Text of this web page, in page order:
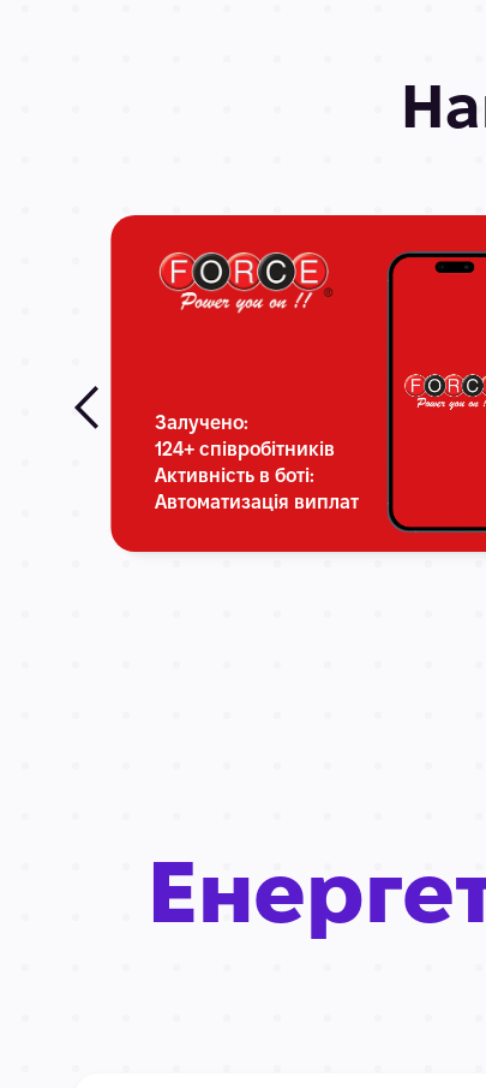
Залучено:
124+ співробітників
Активність в боті:
Автоматизація виплат